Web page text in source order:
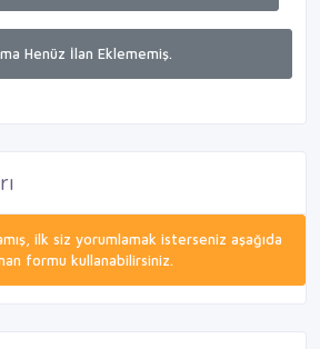
Henüz İlan Eklememiş.
ilk siz yorumlamak isterseniz aşağıda
formu kullanabilirsiniz.